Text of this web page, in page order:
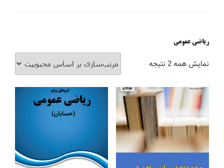
ریاضی عمومی
نمایش همه 2 نتیجه